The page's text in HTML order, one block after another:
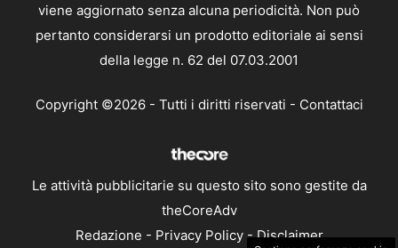
viene aggiornato senza alcuna periodicità. Non può
pertanto considerarsi un prodotto editoriale ai sensi
della legge n. 62 del 07.03.2001
Copyright ©2026 - Tutti i diritti riservati - Contattaci
Le attività pubblicitarie su questo sito sono gestite da
theCoreAdv
Redazione - Privacy Policy-Disclaimer